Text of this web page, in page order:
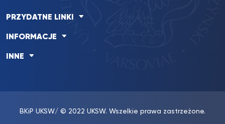
PRZYDATNE LINKI
INFORMACJE
INNE
BKiP UKSW/ © 2022 UKSW. Wszelkie prawa zastrzeżone.